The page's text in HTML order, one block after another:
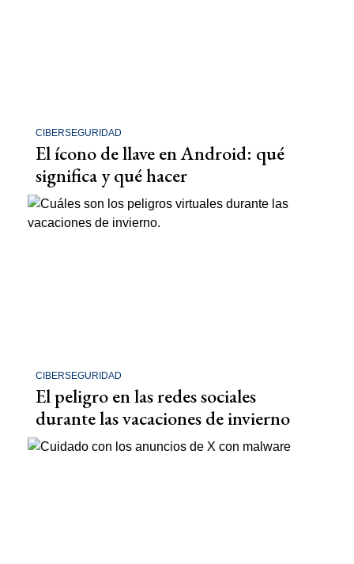
CIBERSEGURIDAD
El ícono de llave en Android: qué
significa y qué hacer
CIBERSEGURIDAD
El peligro en las redes sociales
durante las vacaciones de invierno